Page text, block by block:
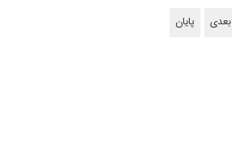
بعدی پایان